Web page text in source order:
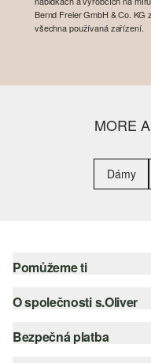
Bernd Freier GmbH & Co. KG
všechna používaná zařízení.
MORE
Dámy
Pomůžeme ti
Nápověda – často kladené otázky
Nápověda k velikostem
O společnosti s.Oliver
Newsletter
Bezpečná platba